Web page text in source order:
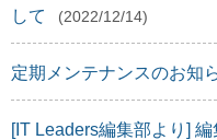
して
(2022/12/14)
定期メンテナンスのお知
[IT Leaders編集部より]